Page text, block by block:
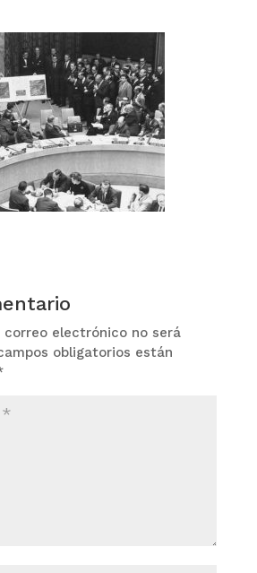
correo electrónico no será
obligatorios están